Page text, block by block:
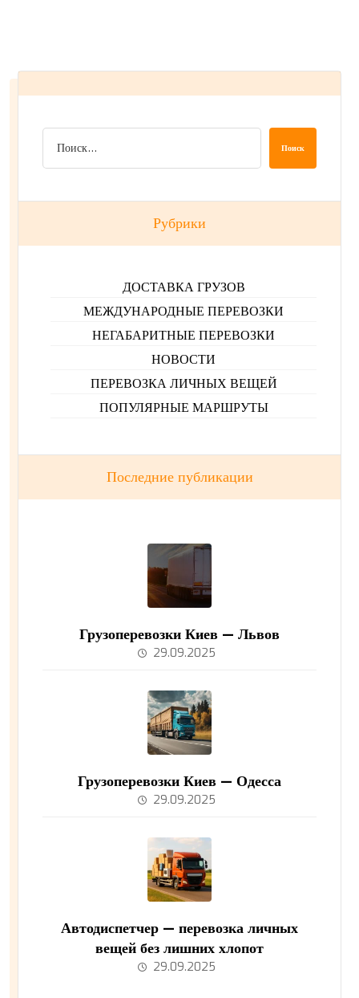
Поиск
Рубрики
ДОСТАВКА ГРУЗОВ
МЕЖДУНАРОДНЫЕ ПЕРЕВОЗКИ
НЕГАБАРИТНЫЕ ПЕРЕВОЗКИ
НОВОСТИ
ПЕРЕВОЗКА ЛИЧНЫХ ВЕЩЕЙ
ПОПУЛЯРНЫЕ МАРШРУТЫ
Последние публикации
Грузоперевозки Киев — Львов
29.09.2025
Грузоперевозки Киев — Одесса
29.09.2025
Автодиспетчер — перевозка личных
вещей без лишних хлопот
29.09.2025